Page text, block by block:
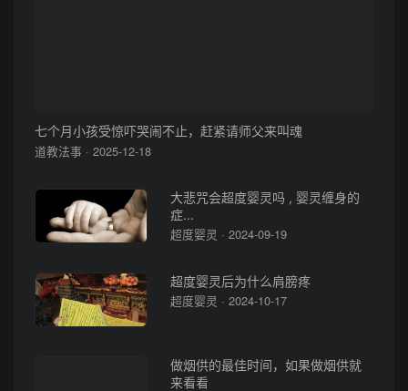
七个月小孩受惊吓哭闹不止，赶紧请师父来叫魂
道教法事 · 2025-12-18
大悲咒会超度婴灵吗 , 婴灵缠身的
症...
超度婴灵 · 2024-09-19
超度婴灵后为什么肩膀疼
超度婴灵 · 2024-10-17
做烟供的最佳时间，如果做烟供就
来看看